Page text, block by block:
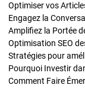
Optimiser vos
Engagez la
Amplifiez la Portée